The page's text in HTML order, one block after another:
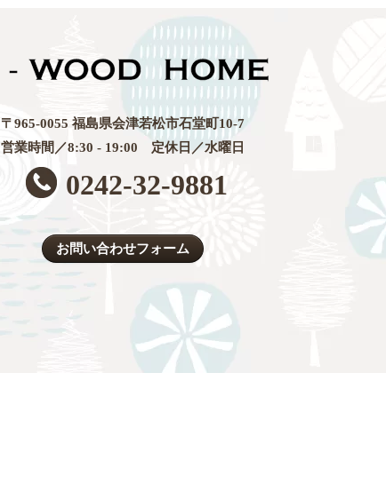
〒965-0055 福島県会津若松市石堂町10-7
営業時間／8:30 - 19:00 定休日／水曜日
0242-32-9881
お問い合わせフォーム